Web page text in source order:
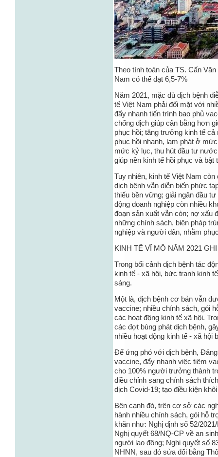
Theo tính toán của TS. Cấn
Nam có thể đạt 6,5-7%
Năm 2021, mặc dù dịch bệnh
tế Việt Nam phải đối mặt với
đẩy nhanh tiến trình bao phủ
chống dịch giúp cân bằng hơn
phục hồi; tăng trưởng kinh tế
phục hồi nhanh, lạm phát ở
mức kỷ lục, thu hút đầu tư
giúp nền kinh tế hồi phục và
Tuy nhiên, kinh tế Việt Nam
dịch bệnh vẫn diễn biến phức
thiếu bền vững; giải ngân đầu
động doanh nghiệp còn nhiều
đoạn sản xuất vẫn còn; nợ xấu
những chính sách, biện pháp
nghiệp và người dân, nhằm
KINH TẾ VĨ MÔ NĂM 2021
Trong bối cảnh dịch bệnh tác
kinh tế - xã hội, bức tranh kinh
sáng.
Một là, dịch bệnh cơ bản vẫn
vaccine; nhiều chính sách, gói
các hoạt động kinh tế xã hội.
các đợt bùng phát dịch bệnh,
nhiều hoạt động kinh tế - xã hội
Để ứng phó với dịch bệnh,
vaccine, đẩy nhanh việc tiêm
cho 100% người trưởng thành
điều chỉnh sang chính sách
dịch Covid-19; tạo điều kiện
Bên cạnh đó, trên cơ sở các
hành nhiều chính sách, gói hỗ
khăn như: Nghị định số 52/
Nghị quyết 68/NQ-CP về an
người lao động; Nghị quyết số
NHNN, sau đó sửa đổi bằng